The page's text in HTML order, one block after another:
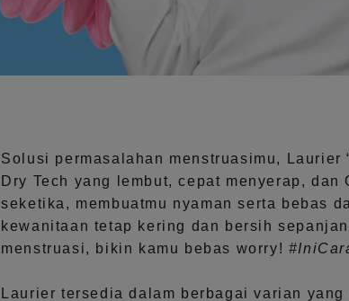
Solusi permasalahan menstruasimu, Laurier
Dry Tech yang lembut, cepat menyerap, dan
seketika, membuatmu nyaman serta bebas
kewanitaan tetap kering dan bersih
menstruasi, bikin kamu bebas worry!
Laurier tersedia dalam berbagai varian